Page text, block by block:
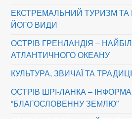
ЕКСТРЕМАЛЬНИЙ ТУРИЗМ ТА
ЙОГО ВИДИ
ОСТРІВ ГРЕНЛАНДІЯ –
АТЛАНТИЧНОГО ОКЕАНУ
КУЛЬТУРА, ЗВИЧАЇ ТА ТРАДИЦІЇ
ОСТРІВ ШРІ-ЛАНКА –
“БЛАГОСЛОВЕННУ ЗЕМЛЮ”